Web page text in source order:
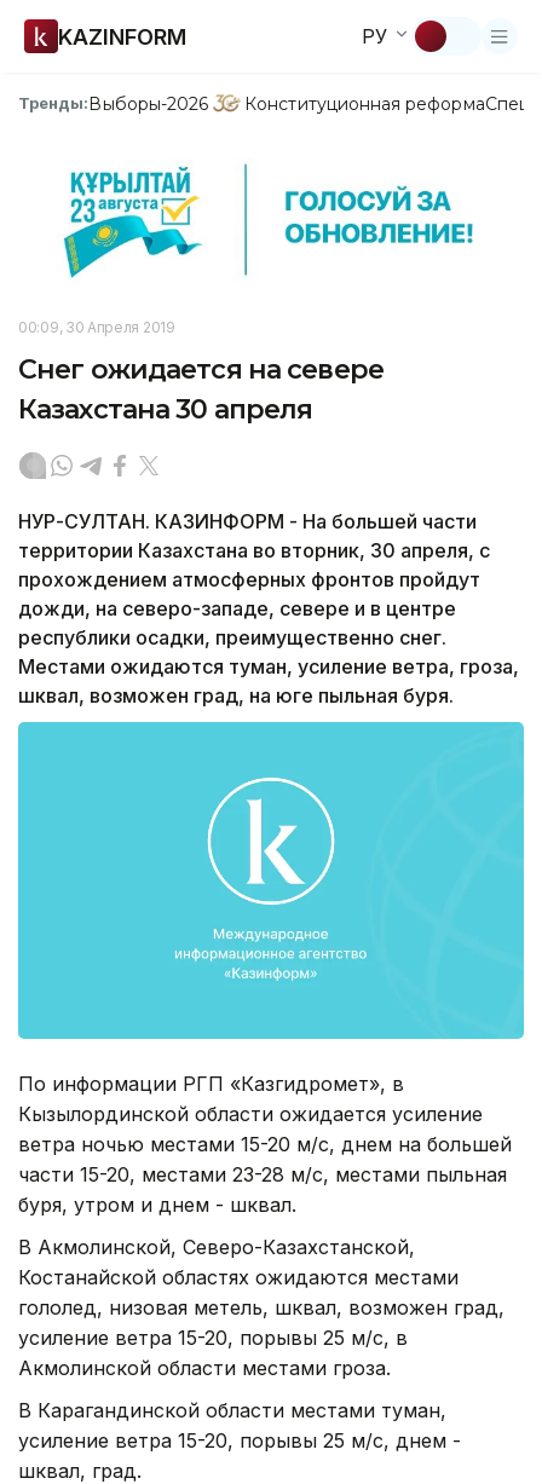
KAZINFORM РУ
Тренды:Выборы-2026 Конституционная реформа
00:09, 30 Апреля 2019
Снег ожидается на севере
Казахстана 30 апреля
НУР-СУЛТАН. КАЗИНФОРМ - На большей части
территории Казахстана во вторник, 30 апреля, с
прохождением атмосферных фронтов пройдут
дожди, на северо-западе, севере и в центре
республики осадки, преимущественно снег.
Местами ожидаются туман, усиление ветра, гроза,
шквал, возможен град, на юге пыльная буря.
По информации РГП «Казгидромет», в
Кызылординской области ожидается усиление
ветра ночью местами 15-20 м/с, днем на большей
части 15-20, местами 23-28 м/с, местами пыльная
буря, утром и днем - шквал.
В Акмолинской, Северо-Казахстанской,
Костанайской областях ожидаются местами
гололед, низовая метель, шквал, возможен град,
усиление ветра 15-20, порывы 25 м/с, в
Акмолинской области местами гроза.
В Карагандинской области местами туман,
усиление ветра 15-20, порывы 25 м/с, днем -
шквал, град.